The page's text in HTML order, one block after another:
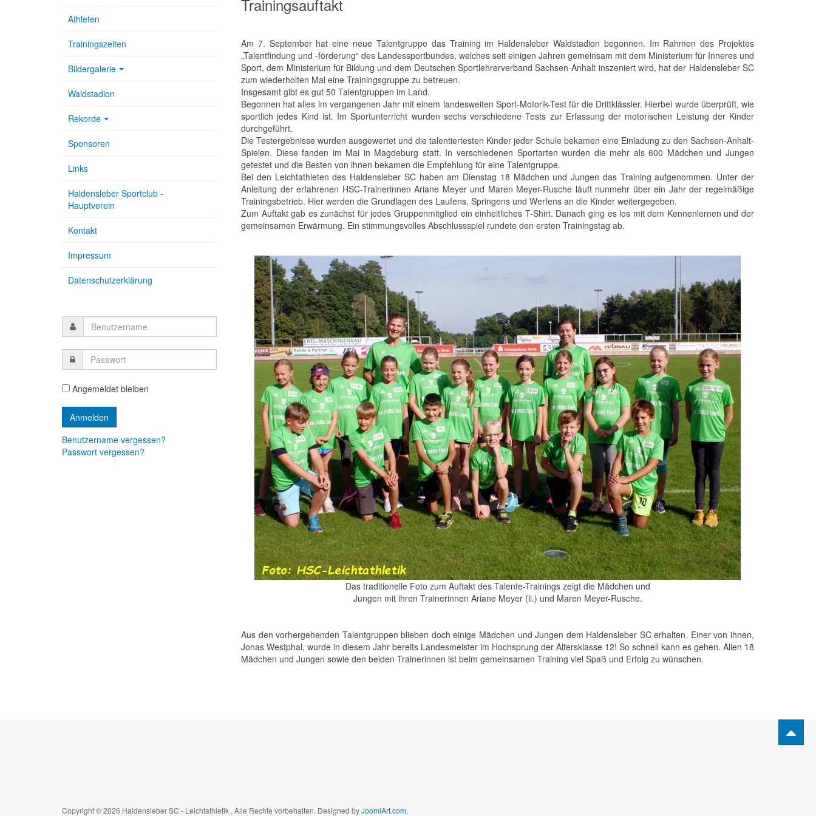
Trainingsauftakt
Am 7. September hat eine neue Talentgruppe das Training im Haldensleber Waldstadion begonnen. Im Rahmen des Projektes
„Talentfindung und -förderung“ des Landessportbundes, welches seit einigen Jahren gemeinsam mit dem Ministerium für Inneres und
Sport, dem Ministerium für Bildung und dem Deutschen Sportlehrerverband Sachsen-Anhalt inszeniert wird, hat der Haldensleber SC
zum wiederholten Mal eine Trainingsgruppe zu betreuen.
Insgesamt gibt es gut 50 Talentgruppen im Land.
Begonnen hat alles im vergangenen Jahr mit einem landesweiten Sport-Motorik-Test für die Drittklässler. Hierbei wurde überprüft, wie
sportlich jedes Kind ist. Im Sportunterricht wurden sechs verschiedene Tests zur Erfassung der motorischen Leistung der Kinder
durchgeführt.
Die Testergebnisse wurden ausgewertet und die talentiertesten Kinder jeder Schule bekamen eine Einladung zu den Sachsen-Anhalt-
Spielen. Diese fanden im Mai in Magdeburg statt. In verschiedenen Sportarten wurden die mehr als 600 Mädchen und Jungen
getestet und die Besten von ihnen bekamen die Empfehlung für eine Talentgruppe.
Bei den Leichtathleten des Haldensleber SC haben am Dienstag 18 Mädchen und Jungen das Training aufgenommen. Unter der
Anleitung der erfahrenen HSC-Trainerinnen Ariane Meyer und Maren Meyer-Rusche läuft nunmehr über ein Jahr der regelmäßige
Trainingsbetrieb. Hier werden die Grundlagen des Laufens, Springens und Werfens an die Kinder weitergegeben.
Zum Auftakt gab es zunächst für jedes Gruppenmitglied ein einheitliches T-Shirt. Danach ging es los mit dem Kennenlernen und der
gemeinsamen Erwärmung. Ein stimmungsvolles Abschlussspiel rundete den ersten Trainingstag ab.
Das traditionelle Foto zum Auftakt des Talente-Trainings zeigt die Mädchen und
Jungen mit ihren Trainerinnen Ariane Meyer (li.) und Maren Meyer-Rusche.
Aus den vorhergehenden Talentgruppen blieben doch einige Mädchen und Jungen dem Haldensleber SC erhalten. Einer von ihnen,
Jonas Westphal, wurde in diesem Jahr bereits Landesmeister im Hochsprung der Altersklasse 12! So schnell kann es gehen. Allen 18
Mädchen und Jungen sowie den beiden Trainerinnen ist beim gemeinsamen Training viel Spaß und Erfolg zu wünschen.
Athleten
Trainingszeiten
Bildergalerie
Waldstadion
Rekorde
Sponsoren
Links
Haldensleber Sportclub -
Hauptverein
Kontakt
Impressum
Datenschutzerklärung
Angemeldet bleiben
Benutzername vergessen?
Passwort vergessen?
Copyright © 2026 Haldensleber SC - Leichtathletik . Alle Rechte vorbehalten. Designed byJoomlArt.com.